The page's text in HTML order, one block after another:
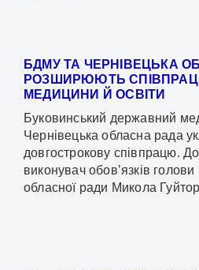
БДМУ ТА ЧЕРНІВЕЦЬКА
РОЗШИРЮЮТЬ
МЕДИЦИНИ Й ОСВІТИ
Буковинський державний
Чернівецька обласна рада
довгострокову співпрацю.
виконувач обов’язків голови
обласної ради Микола